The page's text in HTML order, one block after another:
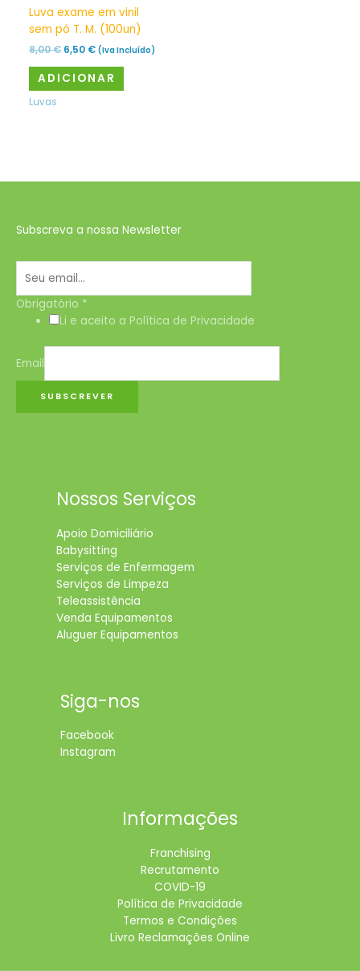
Luva exame em vinil
sem pó T. M. (100un)
8,00€
8,00 €.
6,50 €
6,50 €.
(Iva Incluído)
ADICIONAR
Luvas
Subscreva a nossa Newsletter
Obrigatório *
Li e aceito a Política de Privacidade
Email
SUBSCREVER
Nossos Serviços
Apoio Domiciliário
Babysitting
Serviços de Enfermagem
Serviços de Limpeza
Teleassistência
Venda Equipamentos
Aluguer Equipamentos
Siga-nos
Facebook
Instagram
Informações
Franchising
Recrutamento
COVID-19
Política de Privacidade
Termos e Condições
Livro Reclamações Online